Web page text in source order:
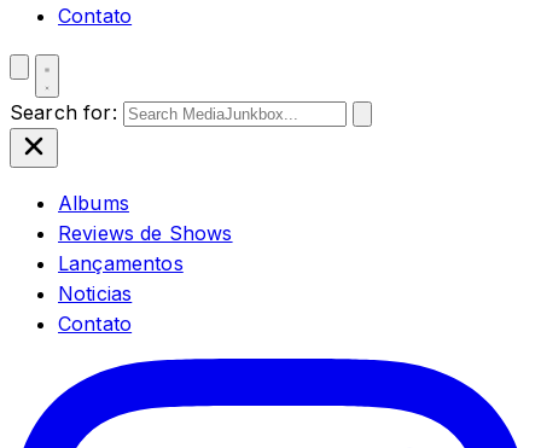
Contato
Search for:
Albums
Reviews de Shows
Lançamentos
Noticias
Contato